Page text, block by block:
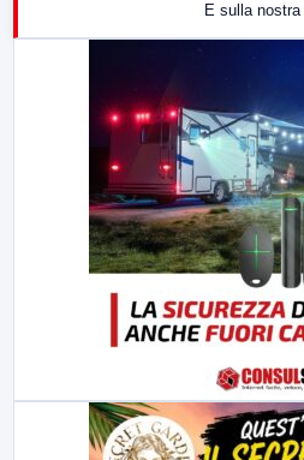
E sulla nostra